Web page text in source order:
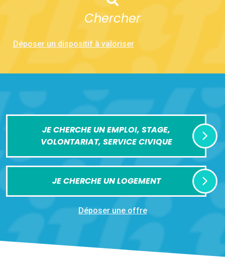
Chercher
Déposer un dispositif à valoriser
JE CHERCHE UN EMPLOI, STAGE,
VOLONTARIAT, SERVICE CIVIQUE
JE CHERCHE UN LOGEMENT
Déposer une offre